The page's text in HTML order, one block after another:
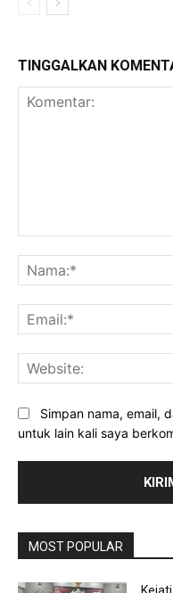
TINGGALKAN
Simpan nama, email,
untuk lain kali saya
MOST POPULAR